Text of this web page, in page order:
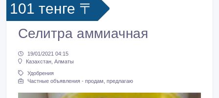
101 тенге 〒
Селитра аммиачная
19/01/2021 04:15
Казахстан, Алматы
Удобрения
Частные объявления - продам, предлагаю